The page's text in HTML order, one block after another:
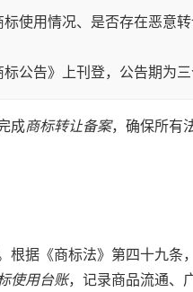
使用情况、是否存在恶意
公告》上刊登，公告期为三
成商标转让备案，确保所有
根据《商标法》第四十九条
使用台账，记录商品流通、